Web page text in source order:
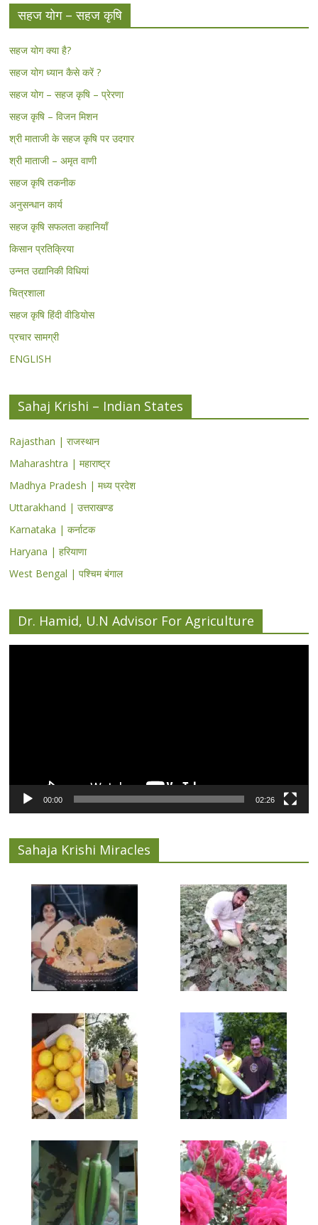
सहज योग – सहज कृषि
सहज योग क्या है?
सहज योग ध्यान कैसे करें ?
सहज योग – सहज कृषि – प्रेरणा
सहज कृषि – विजन मिशन
श्री माताजी के सहज कृषि पर उदगार
श्री माताजी – अमृत वाणी
सहज कृषि तकनीक
अनुसन्धान कार्य
सहज कृषि सफलता कहानियाँ
किसान प्रतिक्रिया
उन्नत उद्यानिकी विधियां
चित्रशाला
सहज कृषि हिंदी वीडियोस
प्रचार सामग्री
ENGLISH
Sahaj Krishi – Indian States
Rajasthan | राजस्थान
Maharashtra | महाराष्ट्र
Madhya Pradesh | मध्य प्रदेश
Uttarakhand | उत्तराखण्ड
Karnataka | कर्नाटक
Haryana | हरियाणा
West Bengal | पश्चिम बंगाल
Dr. Hamid, U.N Advisor For Agriculture
00:00 02:26
Sahaja Krishi Miracles